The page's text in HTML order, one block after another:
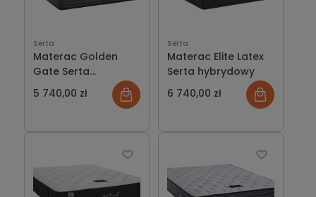
Serta
Materac Golden
Gate Serta
hybrydowy
5 740,00 zł
Serta
Materac Elite Latex
Serta hybrydowy
6 740,00 zł